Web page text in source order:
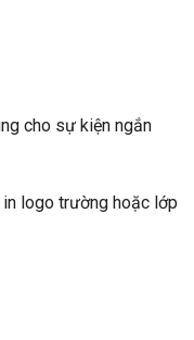
cho sự kiện ngắn
in logo trường hoặc lớp